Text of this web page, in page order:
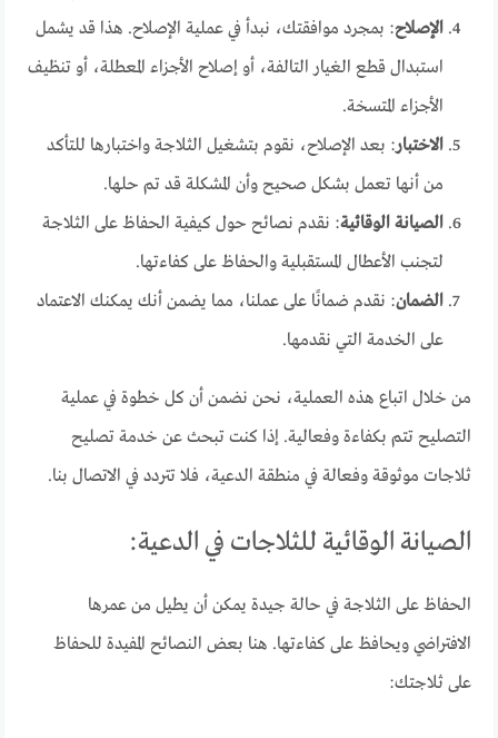
الإصلاح: بمجرد موافقتك، نبدأ في عملية الإصلاح. هذا قد يشمل
استبدال قطع الغيار التالفة، أو إصلاح الأجزاء المعطلة، أو تنظيف
الأجزاء المتسخة.
الاختبار: بعد الإصلاح، نقوم بتشغيل الثلاجة واختبارها للتأكد
من أنها تعمل بشكل صحيح وأن المشكلة قد تم حلها.
الصيانة الوقائية: نقدم نصائح حول كيفية الحفاظ على الثلاجة
لتجنب الأعطال المستقبلية والحفاظ على كفاءتها.
الضمان: نقدم ضمانًا على عملنا، مما يضمن أنك يمكنك الاعتماد
على الخدمة التي نقدمها.
من خلال اتباع هذه العملية، نحن نضمن أن كل خطوة في عملية
التصليح تتم بكفاءة وفعالية. إذا كنت تبحث عن خدمة تصليح
ثلاجات موثوقة وفعالة في منطقة الدعية، فلا تتردد في الاتصال بنا.
الصيانة الوقائية للثلاجات في الدعية:
الحفاظ على الثلاجة في حالة جيدة يمكن أن يطيل من عمرها
الافتراضي ويحافظ على كفاءتها. هنا بعض النصائح المفيدة للحفاظ
على ثلاجتك: